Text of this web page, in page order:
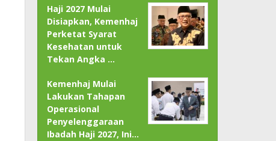
Haji 2027 Mulai
Disiapkan, Kemenhaj
Perketat Syarat
Kesehatan untuk
Tekan Angka …
Kemenhaj Mulai
Lakukan Tahapan
Operasional
Penyelenggaraan
Ibadah Haji 2027, Ini…